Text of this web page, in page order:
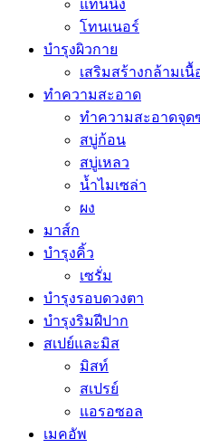
แทนนิ่ง
โทนเนอร์
บำรุงผิวกาย
เสริมสร้างกล้ามเนื้
ทำความสะอาด
ทำความสะอาดจุด
สบู่ก้อน
สบู่เหลว
น้ำไมเซล่า
ผง
มาส์ก
บำรุงคิ้ว
เซรั่ม
บำรุงรอบดวงตา
บำรุงริมฝีปาก
สเปย์และมิส
มิสท์
สเปรย์
แอรอซอล
เมคอัพ